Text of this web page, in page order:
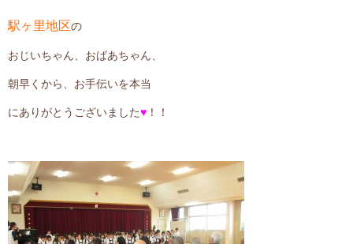
駅ヶ里地区の
おじいちゃん、おばあちゃん、
朝早くから、お手伝いを本当
にありがとうございました♥ ！！